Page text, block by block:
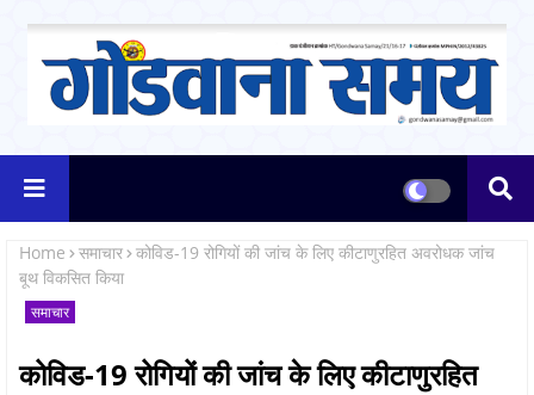
Home समाचार कोविड-19 रोगियों की जांच के लिए कीटाणुरहित अवरोधक जांच
बूथ विकसित किया
समाचार
कोविड-19 रोगियों की जांच के लिए कीटाणुरहित